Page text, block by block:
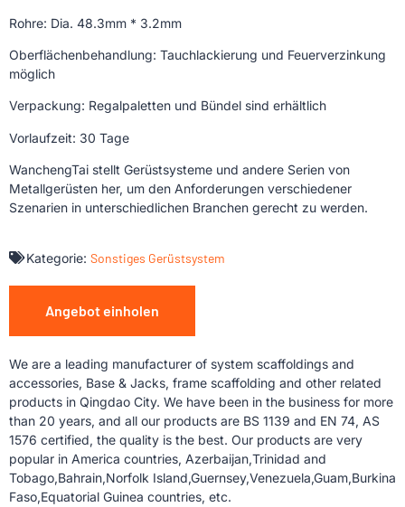
Rohre: Dia. 48.3mm * 3.2mm
Oberflächenbehandlung: Tauchlackierung und Feuerverzinkung
möglich
Verpackung: Regalpaletten und Bündel sind erhältlich
Vorlaufzeit: 30 Tage
WanchengTai stellt Gerüstsysteme und andere Serien von
Metallgerüsten her, um den Anforderungen verschiedener
Szenarien in unterschiedlichen Branchen gerecht zu werden.
Kategorie: Sonstiges Gerüstsystem
Angebot einholen
We are a leading manufacturer of system scaffoldings and
accessories, Base & Jacks, frame scaffolding and other related
products in Qingdao City. We have been in the business for more
than 20 years, and all our products are BS 1139 and EN 74, AS
1576 certified, the quality is the best. Our products are very
popular in America countries, Azerbaijan,Trinidad and
Tobago,Bahrain,Norfolk Island,Guernsey,Venezuela,Guam,Burkina
Faso,Equatorial Guinea countries, etc.